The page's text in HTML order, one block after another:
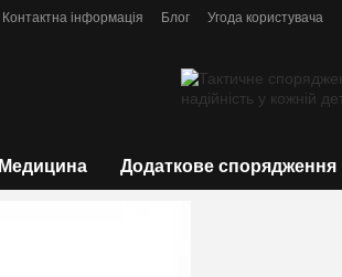
Контактна інформація Блог Угода користувача
Медицина Додаткове спорядження